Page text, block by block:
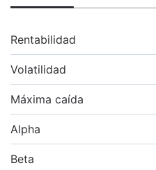
Rentabilidad
Volatilidad
Máxima caída
Alpha
Beta